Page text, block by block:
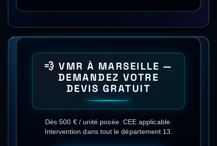
💨 VMR À MARSEILLE —
DEMANDEZ VOTRE
DEVIS GRATUIT
Dès 500 € / unité posée. CEE applicable.
Intervention dans tout le département 13.